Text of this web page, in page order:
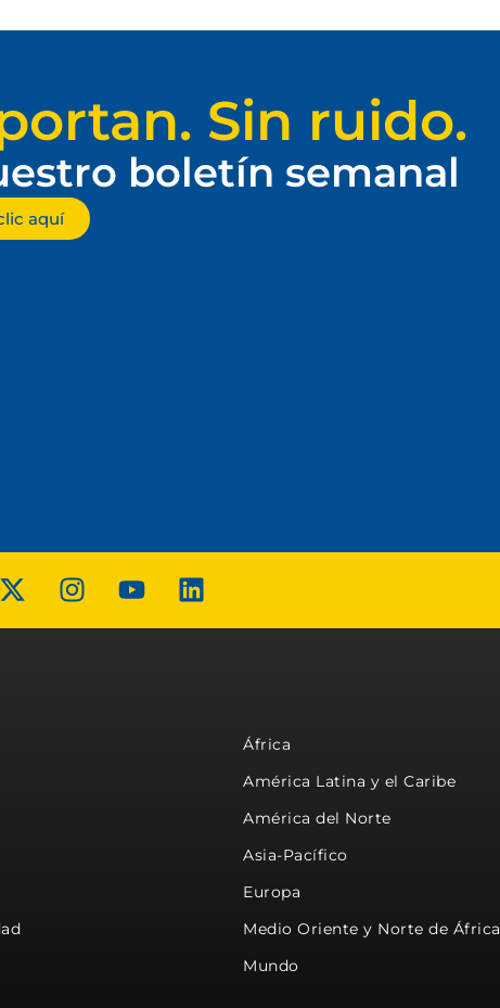
Sin ruido.
boletín semanal
aquí
África
América Latina y el Caribe
América del Norte
Asia-Pacífico
Europa
Medio Oriente y Norte de África
Mundo